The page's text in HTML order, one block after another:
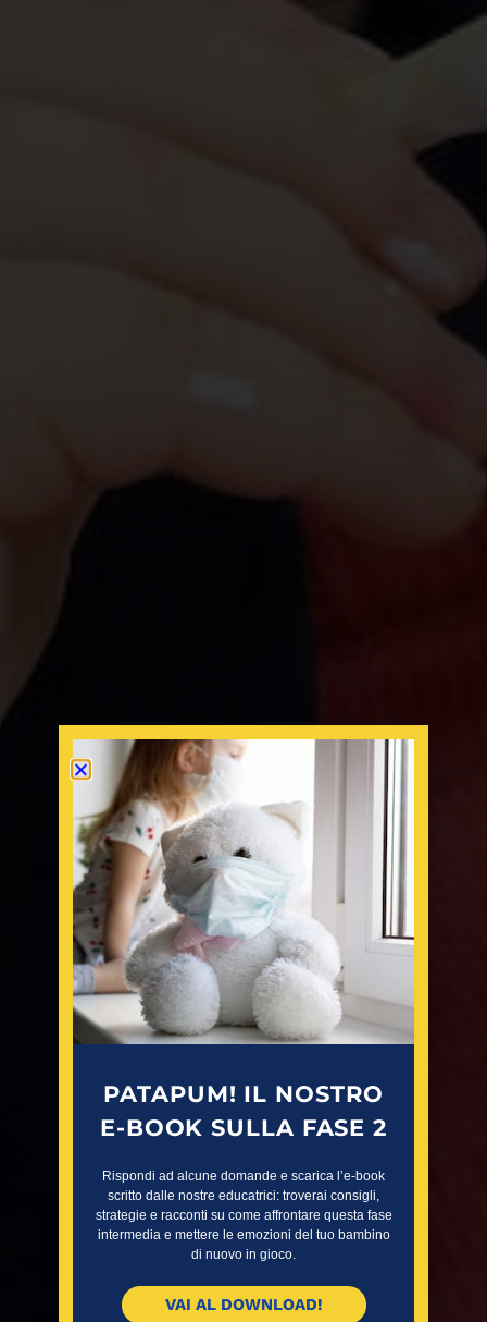
PATAPUM! IL NOSTRO
E-BOOK SULLA FASE 2
Rispondi ad alcune domande e scarica l’e-book
scritto dalle nostre educatrici: troverai consigli,
strategie e racconti su come affrontare questa fase
intermedia e mettere le emozioni del tuo bambino
di nuovo in gioco.
VAI AL DOWNLOAD!